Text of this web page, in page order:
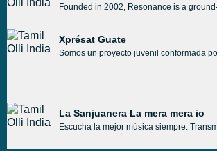
Founded in 2002, Resonance is a
Xprésat Guate
Somos un proyecto juvenil conformada
La Sanjuanera La mera mera io
Escucha la mejor música siempre.